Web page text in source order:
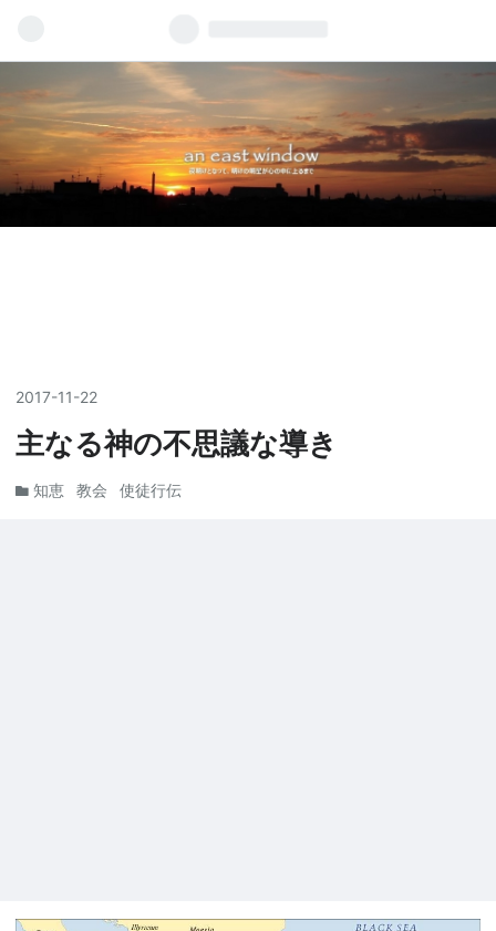
2017-11-22
主なる神の不思議な導き
知恵 教会 使徒行伝